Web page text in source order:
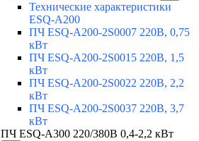
Технические характеристики
ESQ-A200
ПЧ ESQ-A200-2S0007 220В, 0,75
кВт
ПЧ ESQ-A200-2S0015 220В, 1,5
кВт
ПЧ ESQ-A200-2S0022 220В, 2,2
кВт
ПЧ ESQ-A200-2S0037 220В, 3,7
кВт
ПЧ ESQ-A300 220/380В 0,4-2,2 кВт